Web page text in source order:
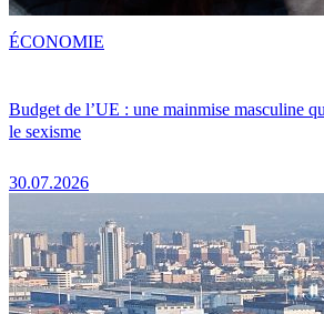
Budget de l’UE : une mainmise masculine
le sexisme
30.07.2026
ÉCONOMIE